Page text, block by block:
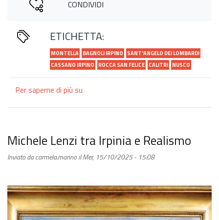
CONDIVIDI
ETICHETTA:
MONTELLA BAGNOLI IRPINO
SANT'ANGELO DEI LOMBARDI
CASSANO IRPINO
ROCCA SAN FELICE CALITRI NUSCO
Per saperne di più su
Michele Lenzi tra Irpinia e Realismo
Inviato dacarmela.marinoilMer, 15/10/2025 - 15:08